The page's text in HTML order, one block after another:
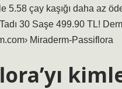
5.58 çay kaşığı daha az
30 Saşe 499.90 TL!
Miraderm-Passiflora